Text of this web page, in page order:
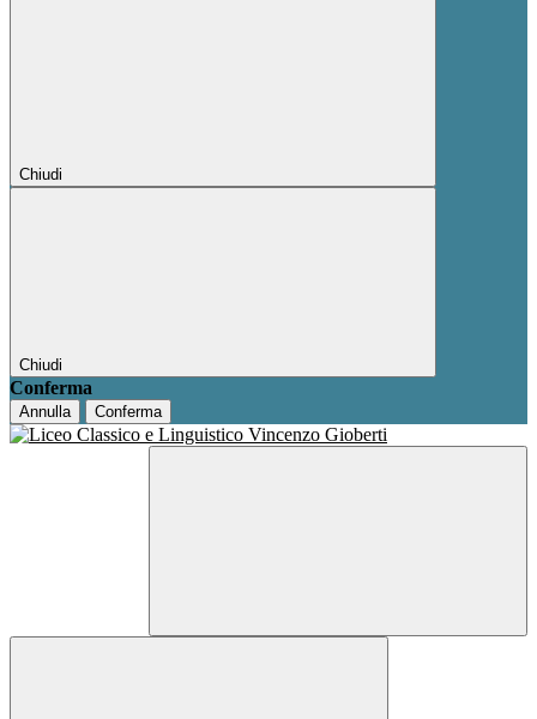
Chiudi
Chiudi
Conferma
Annulla Conferma